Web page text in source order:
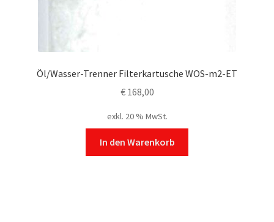
Öl/Wasser-Trenner Filterkartusche WOS-m2-ET
€168,00
exkl. 20 % MwSt.
In den Warenkorb